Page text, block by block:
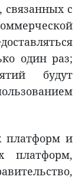
связанных с
один раз;
будут
платформ и
платформ,